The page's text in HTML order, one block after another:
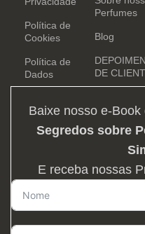
Política de
Cookies
Política de
Dados
Perfumes
Blog
DE
Baixe nosso e-
Segredos sobre
E receba nossas